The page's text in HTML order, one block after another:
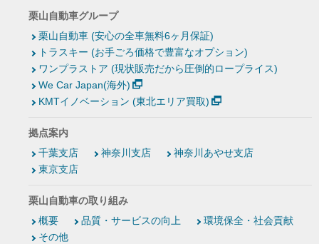
栗山自動車グループ
栗山自動車 (安心の全車無料6ヶ月保証)
トラスキー (お手ごろ価格で豊富なオプション)
ワンプラストア (現状販売だから圧倒的ロープライス)
We Car Japan(海外)
KMTイノベーション (東北エリア買取)
拠点案内
千葉支店
神奈川支店
神奈川あやせ支店
東京支店
栗山自動車の取り組み
概要
品質・サービスの向上
環境保全・社会貢献
その他